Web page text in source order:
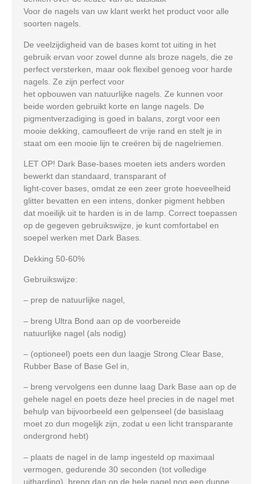
Voor de nagels van uw klant werkt het product voor alle
soorten nagels.
De veelzijdigheid van de bases komt tot uiting in het
gebruik ervan voor zowel dunne als broze nagels, die ze
perfect versterken, maar ook flexibel genoeg voor harde
nagels. Ze zijn perfect voor
het opbouwen van natuurlijke nagels. Ze kunnen voor
beide worden gebruikt korte en lange nagels. De
pigmentverzadiging is goed in balans, zorgt voor een
mooie dekking, camoufleert de vrije rand en stelt je in
staat om een mooie lijn te creëren bij de nagelriemen.
LET OP! Dark Base-bases moeten iets anders worden
bewerkt dan standaard, transparant of
light-cover bases, omdat ze een zeer grote hoeveelheid
glitter bevatten en een intens, donker pigment hebben
dat moeilijk uit te harden is in de lamp. Correct toepassen
op de gegeven gebruikswijze, je kunt comfortabel en
soepel werken met Dark Bases.
Dekking 50-60%
Gebruikswijze:
– prep de natuurlijke nagel,
– breng Ultra Bond aan op de voorbereide
natuurlijke nagel (als nodig)
– (optioneel) poets een dun laagje Strong Clear Base,
Rubber Base of Base Gel in,
– breng vervolgens een dunne laag Dark Base aan op de
gehele nagel en poets deze heel precies in de nagel met
behulp van bijvoorbeeld een gelpenseel (de basislaag
moet zo dun mogelijk zijn, zodat u een licht transparante
ondergrond hebt)
– plaats de nagel in de lamp ingesteld op maximaal
vermogen, gedurende 30 seconden (tot volledige
uitharding), breng dan op de hele nagel nog een dunne,